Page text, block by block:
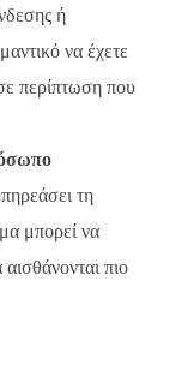
ή
να έχετε
περίπτωση που
τη
μπορεί να
πιο